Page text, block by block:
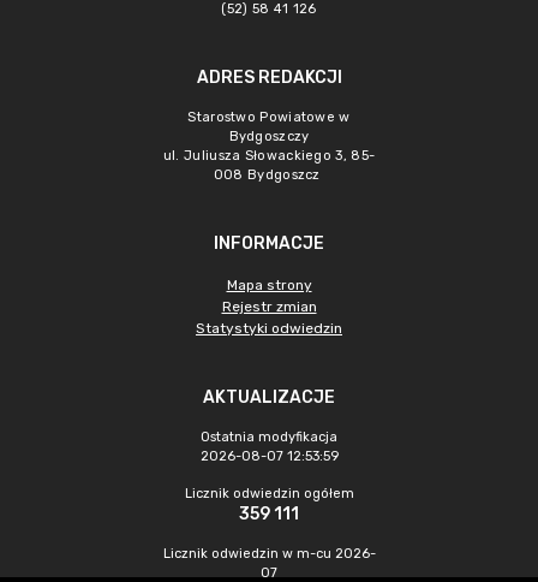
(52) 58 41 126
ADRES REDAKCJI
Starostwo Powiatowe w
Bydgoszczy
ul. Juliusza Słowackiego 3, 85-
008 Bydgoszcz
INFORMACJE
Mapa strony
Rejestr zmian
Statystyki odwiedzin
AKTUALIZACJE
Ostatnia modyfikacja
2026-08-07 12:53:59
Licznik odwiedzin ogółem
359 111
Licznik odwiedzin w m-cu 2026-
07